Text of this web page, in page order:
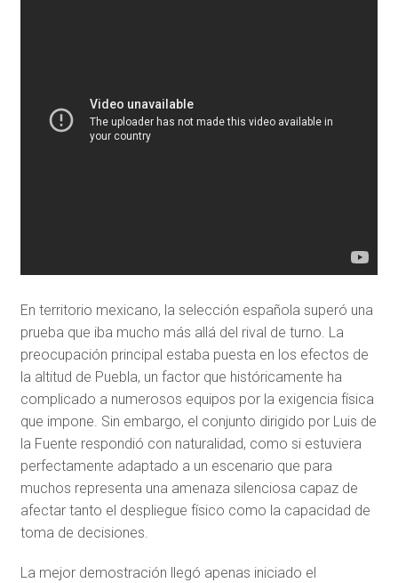
En territorio mexicano, la selección española superó una
prueba que iba mucho más allá del rival de turno. La
preocupación principal estaba puesta en los efectos de
la altitud de Puebla, un factor que históricamente ha
complicado a numerosos equipos por la exigencia física
que impone. Sin embargo, el conjunto dirigido por Luis de
la Fuente respondió con naturalidad, como si estuviera
perfectamente adaptado a un escenario que para
muchos representa una amenaza silenciosa capaz de
afectar tanto el despliegue físico como la capacidad de
toma de decisiones.
La mejor demostración llegó apenas iniciado el